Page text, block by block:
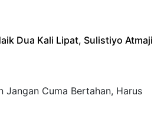
Dua Kali Lipat, Sulistiyo Atmaji